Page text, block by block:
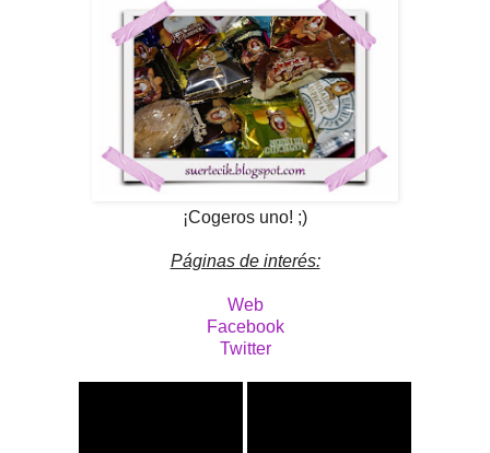
¡Cogeros uno! ;)
Páginas de interés:
Web
Facebook
Twitter